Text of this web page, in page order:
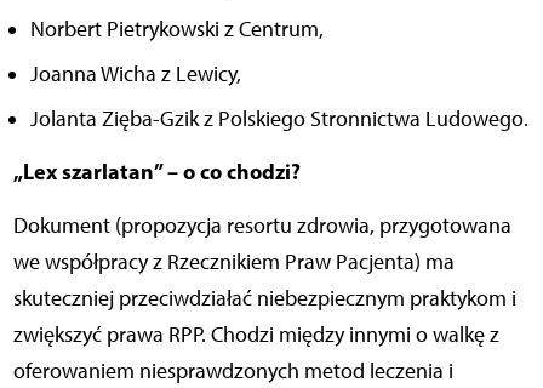
Norbert Pietrykowski z Centrum,
Joanna Wicha z Lewicy,
Jolanta Zięba-Gzik z Polskiego Stronnictwa Ludowego.
„Lex szarlatan” – o co chodzi?
Dokument (propozycja resortu zdrowia, przygotowana
we współpracy z Rzecznikiem Praw Pacjenta) ma
skuteczniej przeciwdziałać niebezpiecznym praktykom i
zwiększyć prawa RPP. Chodzi między innymi o walkę z
oferowaniem niesprawdzonych metod leczenia i